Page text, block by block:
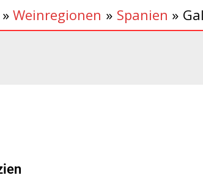
Weinregionen Spanien